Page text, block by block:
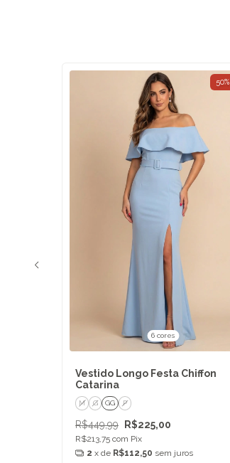
50%
6 cores
Vestido Longo Festa Chiffon
Catarina
M G GG P
R$449,99 R$225,00
R$213,75 com Pix
2 x de R$112,50 sem juros